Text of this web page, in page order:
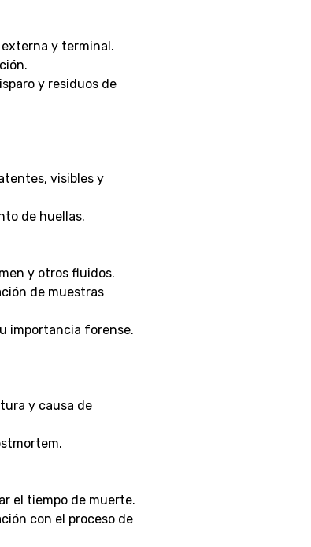
y terminal.
y residuos de
visibles y
de huellas.
y otros fluidos.
de muestras
importancia forense.
y causa de
el tiempo de muerte.
con el proceso de